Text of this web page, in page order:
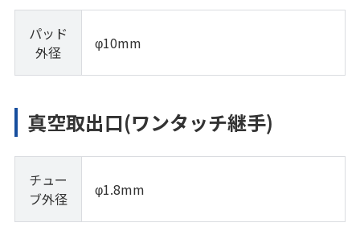
パッド
外径
φ10mm
真空取出口(ワンタッチ継手)
チュー
ブ外径
φ1.8mm